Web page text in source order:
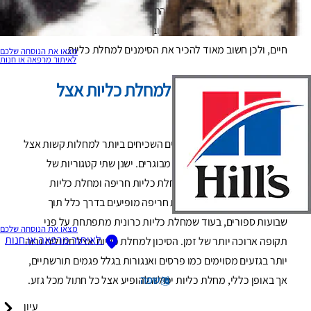
מצאו את הנוסחה שלכם
לאיתור מרפאה או חנות
מצאו את הנוסחה שלכם
לאיתור מרפאה או חנות
שפה
עיון
מיותרת שבדם. אם הכליות של החתול שלכם אינן מסוגלות לבצע
את עבודתן כראוי, הדבר יכול להוביל לבעיות משמעותיות ומסכנות
חיים, ולכן חשוב מאוד להכיר את הסימנים למחלת כליות.
הגורמים השכיחים למחלת כליות אצל
חתולים
מחלת כליות היא אחד הגורמים השכיחים ביותר למחלות קשות אצל
חתולים, במיוחד אצל חתולים מבוגרים. ישנן שתי קטגוריות של
מחלת כליות אצל חתולים: מחלת כליות חריפה ומחלת כליות
כרונית. סימנים למחלת כליות חריפה מופיעים בדרך כלל תוך
שבועות ספורים, בעוד שמחלת כליות כרונית מתפתחת על פני
תקופה ארוכה יותר של זמן. הסיכון למחלת כליות אצל חתולים גבוה
יותר בגזעים מסוימים כמו פרסים ואנגורות בגלל פגמים תורשתיים,
אך באופן כללי, מחלת כליות יכולה להופיע אצל כל חתול מכל גזע.